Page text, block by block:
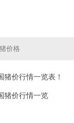
价格
猪价行情一览表！
猪价行情一览